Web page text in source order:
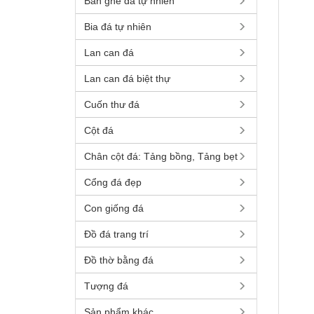
Bia đá tự nhiên
Lan can đá
Lan can đá biệt thự
Cuốn thư đá
Cột đá
Chân cột đá: Tảng bồng, Tảng bẹt
Cổng đá đẹp
Con giống đá
Đồ đá trang trí
Đồ thờ bằng đá
Tượng đá